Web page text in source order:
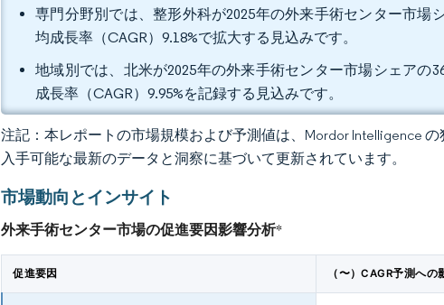
専門分野別では、整形外科が2025年の外来手術センター市場
均成長率（CAGR）9.18%で拡大する見込みです。
地域別では、北米が2025年の外来手術センター市場シェアの
成長率（CAGR）9.95%を記録する見込みです。
注記：本レポートの市場規模および予測値は、Mordor Intelligence
入手可能な最新のデータと洞察に基づいて更新されています。
市場動向とインサイト
外来手術センター市場の促進要因影響分析*
促進要因 （〜）CAGR予測への